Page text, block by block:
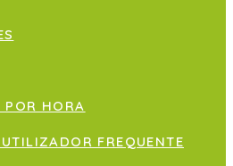
HORA
FREQUENTE